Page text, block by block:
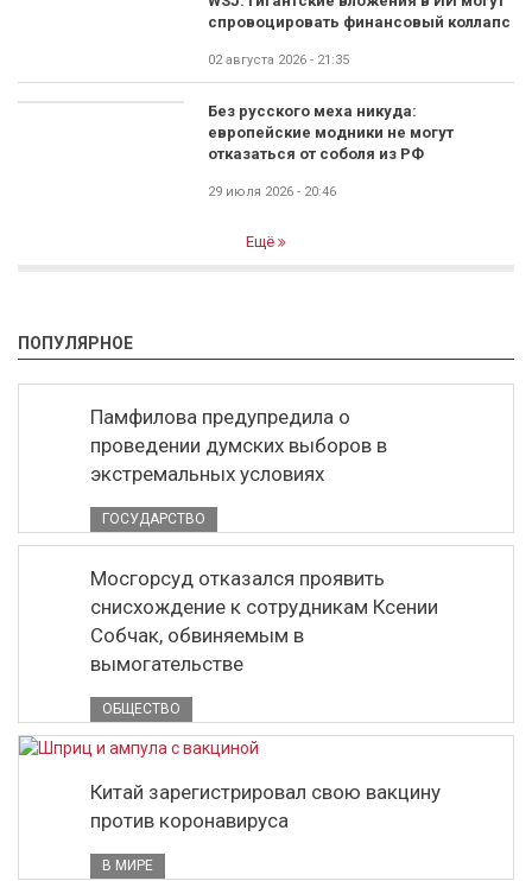
спровоцировать финансовый коллапс
02 августа 2026 - 21:35
Без русского меха никуда:
европейские модники не могут
отказаться от соболя из РФ
29 июля 2026 - 20:46
Ещё
ПОПУЛЯРНОЕ
Памфилова предупредила о
проведении думских выборов в
экстремальных условиях
ГОСУДАРСТВО
Мосгорсуд отказался проявить
снисхождение к сотрудникам Ксении
Собчак, обвиняемым в
вымогательстве
ОБЩЕСТВО
Китай зарегистрировал свою вакцину
против коронавируса
В МИРЕ